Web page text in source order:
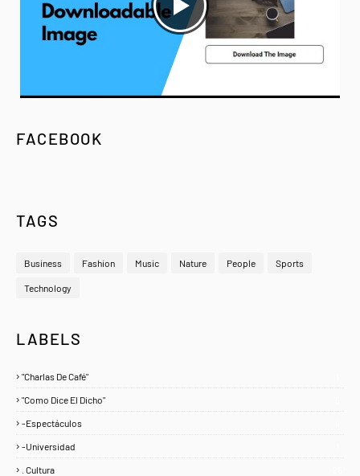
FACEBOOK
TAGS
Business Fashion Music Nature People Sports
Technology
LABELS
"Charlas De Café"
"Como Dice El Dicho"
-Espectáculos
-Universidad
. Cultura